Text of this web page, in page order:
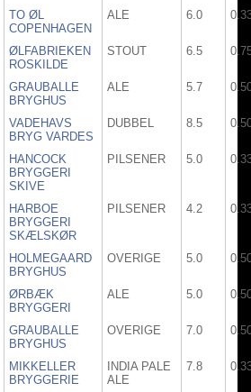
TO ØL
COPENHAGEN
ALE 6.0
ØLFABRIEKEN
ROSKILDE
STOUT 6.5
GRAUBALLE
BRYGHUS
ALE 5.7
VADEHAVS
BRYG VARDES
DUBBEL 8.5
HANCOCK
BRYGGERI
SKIVE
PILSENER 5.0
HARBOE
BRYGGERI
SKÆLSKØR
PILSENER 4.2
HOLMEGAARD
BRYGHUS
OVERIGE 5.0
ØRBÆK
BRYGGERI
ALE 5.0
GRAUBALLE
BRYGHUS
OVERIGE 7.0
MIKKELLER
BRYGGERIE
INDIA PALE
ALE
7.8